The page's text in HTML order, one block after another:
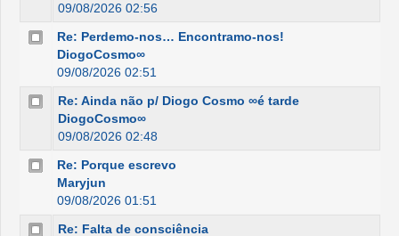
09/08/2026 02:56
Re: Perdemo-nos… Encontramo-nos!
DiogoCosmo∞
09/08/2026 02:51
Re: Ainda não p/ Diogo Cosmo ∞é tarde
DiogoCosmo∞
09/08/2026 02:48
Re: Porque escrevo
Maryjun
09/08/2026 01:51
Re: Falta de consciência